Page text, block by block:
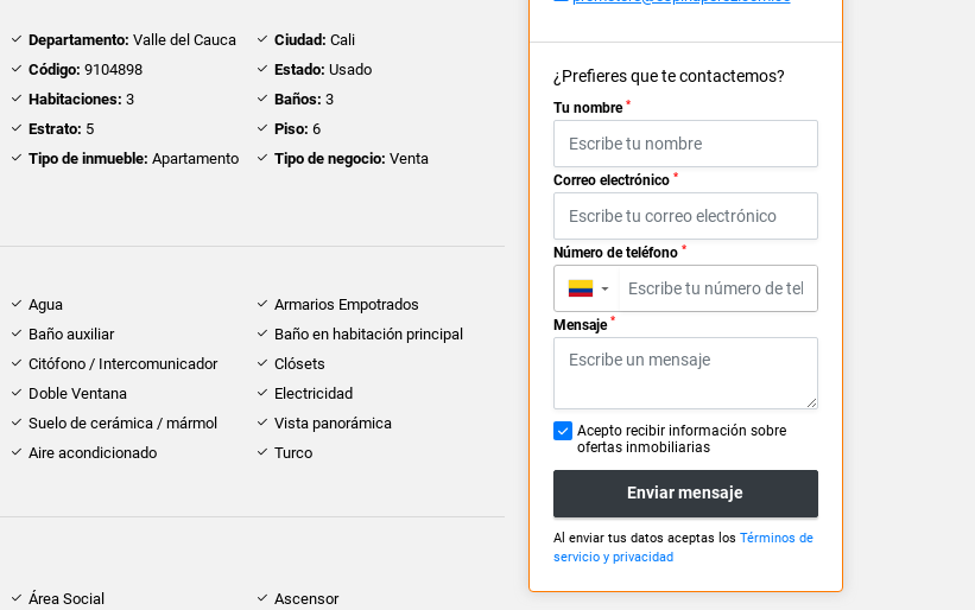
Departamento: Valle del Cauca Ciudad: Cali
Código: 9104898 Estado: Usado
Habitaciones: 3 Baños: 3
Estrato: 5 Piso: 6
Tipo de inmueble: Apartamento Tipo de negocio: Venta
Agua
Armarios Empotrados
Baño auxiliar
Baño en habitación principal
Citófono / Intercomunicador
Clósets
Doble Ventana
Electricidad
Suelo de cerámica / mármol
Vista panorámica
Aire acondicionado
Turco
Área Social
Ascensor
¿Prefieres que te contactemos?
Tu nombre *
Correo electrónico *
Número de teléfono *
▼
Mensaje *
Acepto recibir información sobre
ofertas inmobiliarias
Enviar mensaje
Al enviar tus datos aceptas los Términos de
servicio y privacidad